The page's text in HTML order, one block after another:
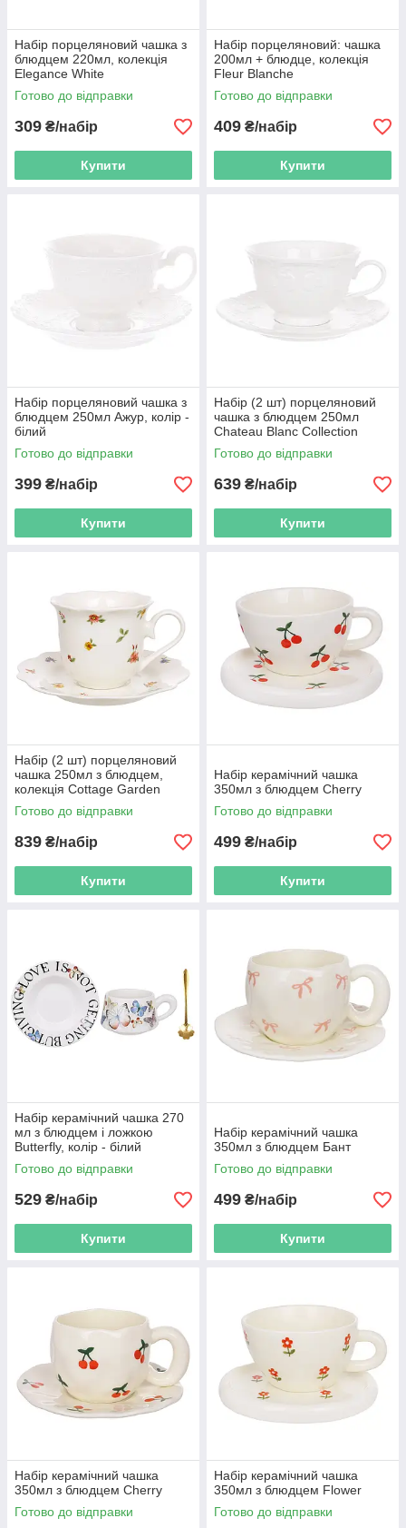
Набір порцеляновий чашка з
блюдцем 220мл, колекція
Elegance White
Готово до відправки
309 ₴/набір
Купити
Набір порцеляновий: чашка
200мл + блюдце, колекція
Fleur Blanche
Готово до відправки
409 ₴/набір
Купити
Набір порцеляновий чашка з
блюдцем 250мл Ажур, колір -
білий
Готово до відправки
399 ₴/набір
Купити
Набір (2 шт) порцеляновий
чашка з блюдцем 250мл
Chateau Blanc Collection
Готово до відправки
639 ₴/набір
Купити
Набір (2 шт) порцеляновий
чашка 250мл з блюдцем,
колекція Cottage Garden
Готово до відправки
839 ₴/набір
Купити
Набір керамічний чашка
350мл з блюдцем Cherry
Готово до відправки
499 ₴/набір
Купити
Набір керамічний чашка 270
мл з блюдцем і ложкою
Butterfly, колір - білий
Готово до відправки
529 ₴/набір
Купити
Набір керамічний чашка
350мл з блюдцем Бант
Готово до відправки
499 ₴/набір
Купити
Набір керамічний чашка
350мл з блюдцем Cherry
Готово до відправки
Набір керамічний чашка
350мл з блюдцем Flower
Готово до відправки